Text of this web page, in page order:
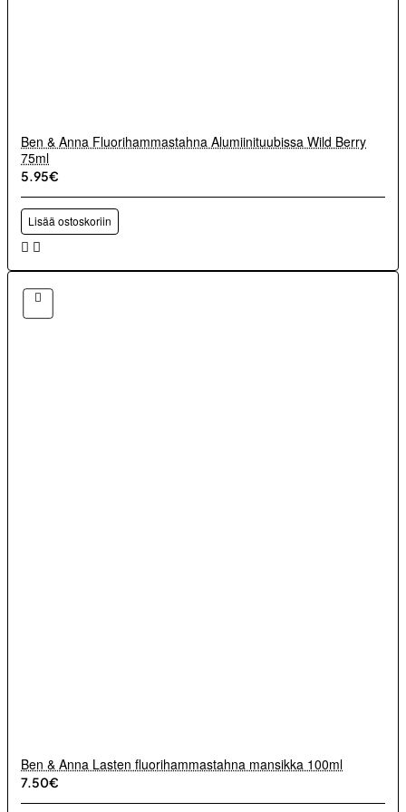
Ben & Anna Fluorihammastahna Alumiinituubissa Wild Berry
75ml
5.95€
Lisää ostoskoriin
Ben & Anna Lasten fluorihammastahna mansikka 100ml
7.50€